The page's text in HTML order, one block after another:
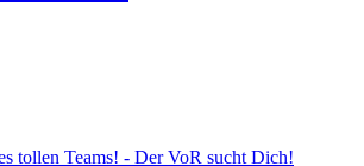
tollen Teams! - Der VoR sucht Dich!